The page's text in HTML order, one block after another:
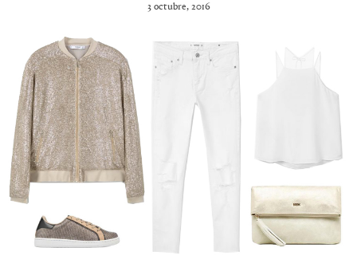
3 octubre, 2016